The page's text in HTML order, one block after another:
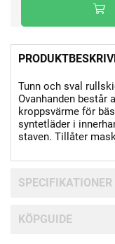
Tunn och sval
Ovanhanden består
kroppsvärme för
syntetläder i
staven. Tillåter
SPECIFIKATIONER
KÖPGUIDE